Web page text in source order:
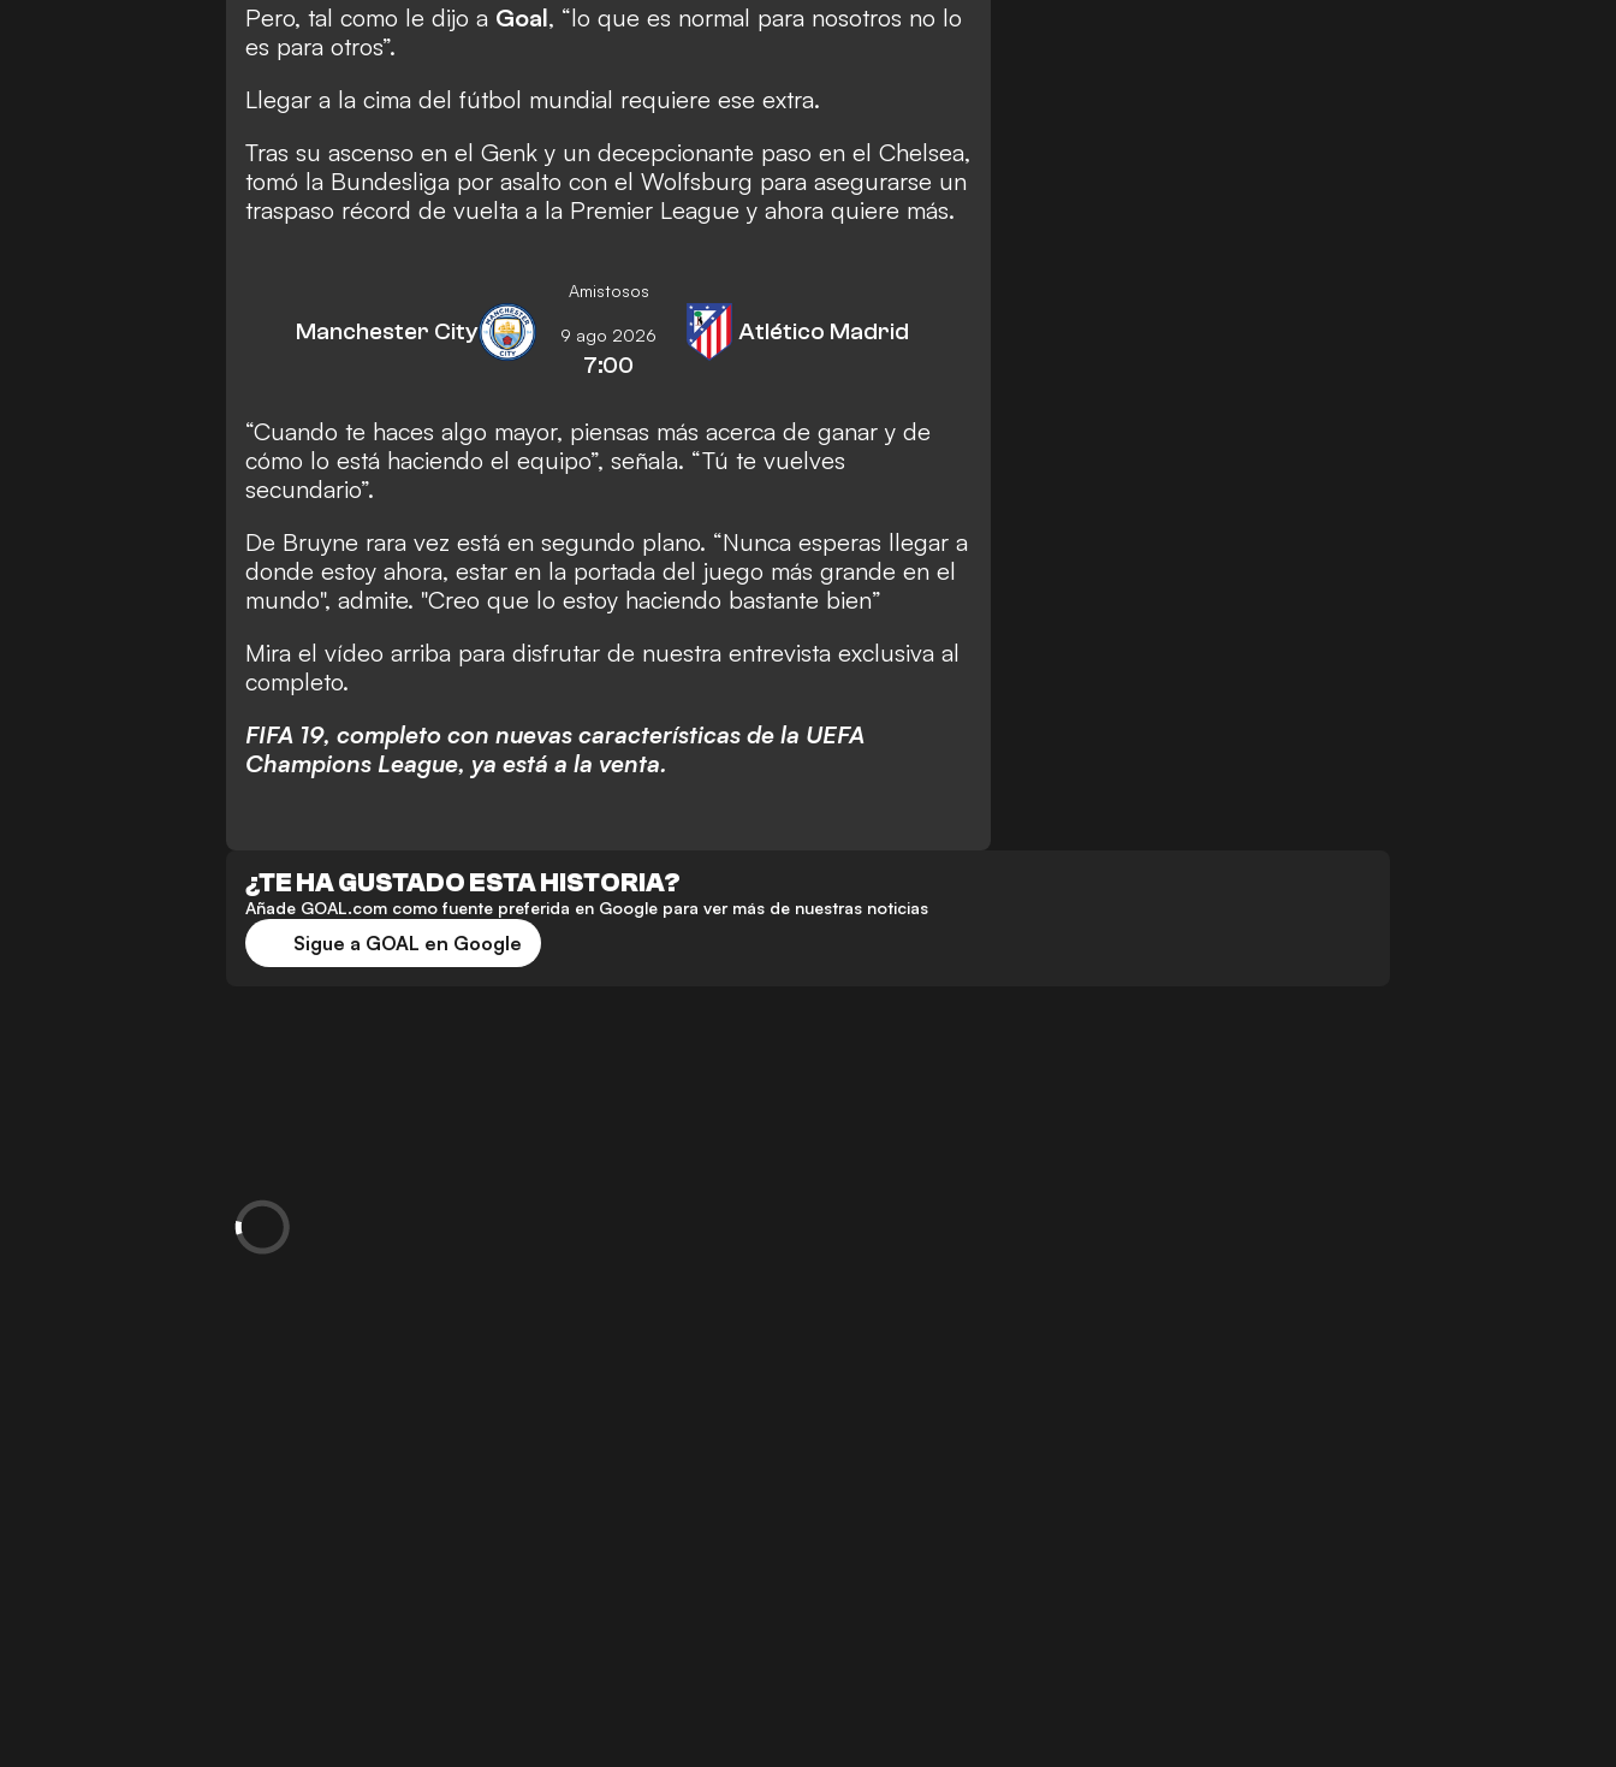
Pero, tal como le dijo a Goal, “lo que es normal para nosotros no lo
es para otros”.
Llegar a la cima del fútbol mundial requiere ese extra.
Tras su ascenso en el Genk y un decepcionante paso en el Chelsea,
tomó la Bundesliga por asalto con el Wolfsburg para asegurarse un
traspaso récord de vuelta a la Premier League y ahora quiere más.
Amistosos
Manchester City 9 ago 2026
7:00
Atlético Madrid
“Cuando te haces algo mayor, piensas más acerca de ganar y de
cómo lo está haciendo el equipo”, señala. “Tú te vuelves
secundario”.
De Bruyne rara vez está en segundo plano. “Nunca esperas llegar a
donde estoy ahora, estar en la portada del juego más grande en el
mundo", admite. "Creo que lo estoy haciendo bastante bien”
Mira el vídeo arriba para disfrutar de nuestra entrevista exclusiva al
completo.
FIFA 19, completo con nuevas características de la UEFA
Champions League, ya está a la venta.
¿TE HA GUSTADO ESTA HISTORIA?
Añade GOAL.com como fuente preferida en Google para ver más de nuestras noticias
Sigue a GOAL en Google